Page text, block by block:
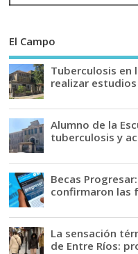
El Campo
Tuberculosis en
realizar
Alumno de la
tuberculosis y
Becas
confirmaron las
La sensación
de Entre Ríos: